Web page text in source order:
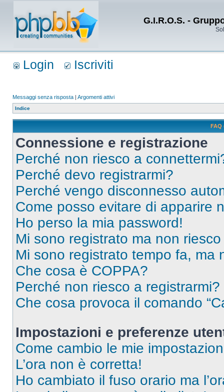
G.I.R.O.S. -
Login Iscriviti
Messaggi senza risposta | Argomenti attivi
Indice
FAQ
Connessione e registrazione
Perché non riesco a
Perché devo registrarmi?
Perché vengo disconnesso
Come posso evitare di apparire
Ho perso la mia password!
Mi sono registrato ma non
Mi sono registrato tempo fa, ma
Che cosa è COPPA?
Perché non riesco a registrarmi?
Che cosa provoca il comando
Impostazioni e preferenze
Come cambio le mie
L’ora non è corretta!
Ho cambiato il fuso orario ma